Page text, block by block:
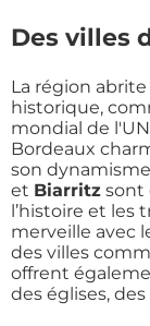
Des villes
La région
historique,
mondial de
Bordeaux
son
et Biarritz sont
l’histoire et les
merveille avec
des villes
offrent
des églises,